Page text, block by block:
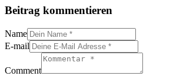
Beitrag kommentieren
Name
E-mail
Comment